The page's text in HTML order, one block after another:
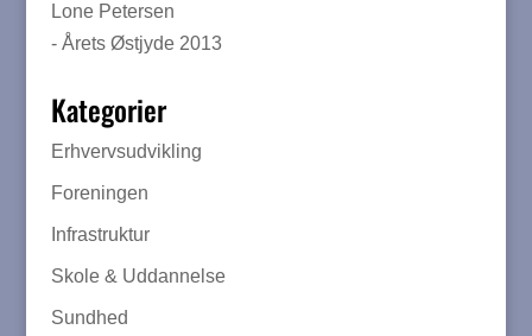
Lone Petersen
- Årets Østjyde 2013
Kategorier
Erhvervsudvikling
Foreningen
Infrastruktur
Skole & Uddannelse
Sundhed